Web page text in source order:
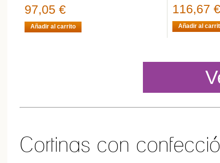
97,05 €
Añadir al carrito
116,67 €
Añadir al
Cortinas con